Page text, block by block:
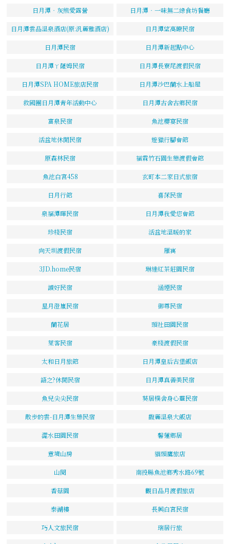
日月潭‧灰熊愛露營 日月潭‧一味無二綠食坊餐廳
日月潭雲品溫泉酒店(原:汎麗雅酒店) 日月潭望高瞭民宿
日月潭民宿 日月潭新起點中心
日月潭ㄚ薩姆民宿 日月潭長寮尾渡假民宿
日月潭SPA HOME旅店民宿 日月潭沙巴蘭水上船屋
救國團日月潭青年活動中心 日月潭古舍古鄉民宿
富泉民宿 魚池櫻宴民宿
活盆地休閒民宿 遊獵行腳會館
原森林民宿 福霖竹石園生態渡假會館
魚池白宮458 玄町本二家日式旅宿
日月行館 喜莯民宿
泉福潭暉民宿 日月潭我愛您會館
珍棧民宿 活盆地溫暖的家
向天圳渡假民宿 雁寓
3JD.home民宿 琳達紅茶莊園民宿
讀好民宿 涵煙民宿
星月澄嵐民宿 御尊民宿
蘭花居 頭社田園民宿
萊客民宿 豪棧渡假民宿
太和日月旅館 日月潭皇后古堡飯店
語之?休閒民宿 日月潭真善美民宿
魚兒尖尖民宿 葵居樸舍身心靈民宿
散步的雲-日月潭生態民宿 馥麗溫泉大飯店
澀水田園民宿 馨蓮鄉居
意境山房 貓頭鷹旅店
山閱 南投縣魚池鄉秀水路69號
香菇園 觀日品月渡假旅店
泰湖樓 長興白宮民宿
巧人文旅民宿 瑞居行旅